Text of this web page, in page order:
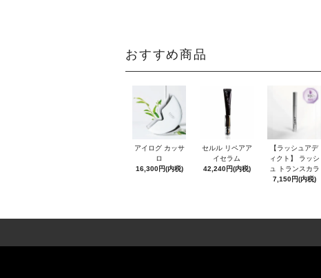
おすすめ商品
アイログ カッサ
ロ
16,300円(内税)
セルル リペアア
イセラム
42,240円(内税)
【ラッシュアデ
ィクト】 ラッシ
ュ トランスカラ
7,150円(内税)